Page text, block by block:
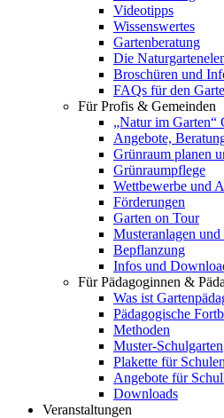
Videotipps
Wissenswertes
Gartenberatung
Die
Broschüren und
FAQs für den
Für Profis & Gemeinden
„Natur im Garten“
Angebote,
Grünraum planen
Grünraumpflege
Wettbewerbe und
Förderungen
Garten on Tour
Musteranlagen
Bepflanzung
Infos und
Für Pädagoginnen &
Was ist
Pädagogische
Methoden
Muster-Schulgarten
Plakette für
Angebote für
Downloads
Veranstaltungen